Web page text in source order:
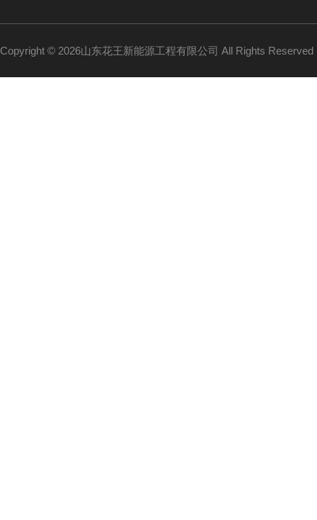
Copyright © 2026山东花王新能源工程有限公司 All Rights